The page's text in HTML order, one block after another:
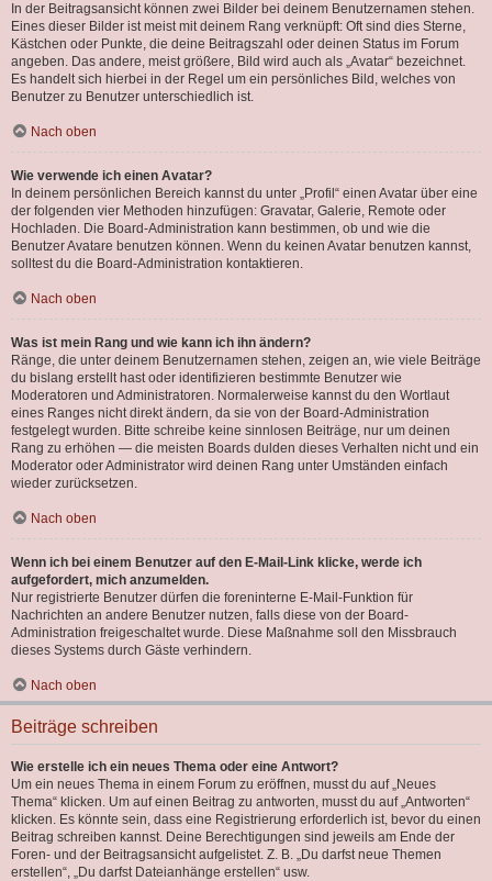
In der Beitragsansicht können zwei Bilder bei deinem Benutzernamen stehen.
Eines dieser Bilder ist meist mit deinem Rang verknüpft: Oft sind dies Sterne,
Kästchen oder Punkte, die deine Beitragszahl oder deinen Status im Forum
angeben. Das andere, meist größere, Bild wird auch als „Avatar“ bezeichnet.
Es handelt sich hierbei in der Regel um ein persönliches Bild, welches von
Benutzer zu Benutzer unterschiedlich ist.
Nach oben
Wie verwende ich einen Avatar?
In deinem persönlichen Bereich kannst du unter „Profil“ einen Avatar über eine
der folgenden vier Methoden hinzufügen: Gravatar, Galerie, Remote oder
Hochladen. Die Board-Administration kann bestimmen, ob und wie die
Benutzer Avatare benutzen können. Wenn du keinen Avatar benutzen kannst,
solltest du die Board-Administration kontaktieren.
Nach oben
Was ist mein Rang und wie kann ich ihn ändern?
Ränge, die unter deinem Benutzernamen stehen, zeigen an, wie viele Beiträge
du bislang erstellt hast oder identifizieren bestimmte Benutzer wie
Moderatoren und Administratoren. Normalerweise kannst du den Wortlaut
eines Ranges nicht direkt ändern, da sie von der Board-Administration
festgelegt wurden. Bitte schreibe keine sinnlosen Beiträge, nur um deinen
Rang zu erhöhen — die meisten Boards dulden dieses Verhalten nicht und ein
Moderator oder Administrator wird deinen Rang unter Umständen einfach
wieder zurücksetzen.
Nach oben
Wenn ich bei einem Benutzer auf den E-Mail-Link klicke, werde ich
aufgefordert, mich anzumelden.
Nur registrierte Benutzer dürfen die foreninterne E-Mail-Funktion für
Nachrichten an andere Benutzer nutzen, falls diese von der Board-
Administration freigeschaltet wurde. Diese Maßnahme soll den Missbrauch
dieses Systems durch Gäste verhindern.
Nach oben
Beiträge schreiben
Wie erstelle ich ein neues Thema oder eine Antwort?
Um ein neues Thema in einem Forum zu eröffnen, musst du auf „Neues
Thema“ klicken. Um auf einen Beitrag zu antworten, musst du auf „Antworten“
klicken. Es könnte sein, dass eine Registrierung erforderlich ist, bevor du einen
Beitrag schreiben kannst. Deine Berechtigungen sind jeweils am Ende der
Foren- und der Beitragsansicht aufgelistet. Z. B. „Du darfst neue Themen
erstellen“, „Du darfst Dateianhänge erstellen“ usw.